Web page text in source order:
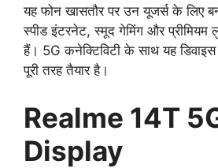
यह फोन खासतौर पर उन यूजर्स के लिए
स्पीड इंटरनेट, स्मूद गेमिंग और
हैं। 5G कनेक्टिविटी के साथ यह
पूरी तरह तैयार है।
Realme 14T
Display